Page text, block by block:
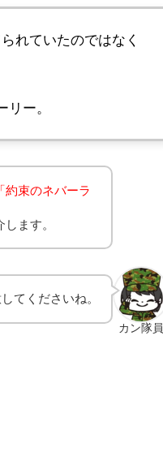
れていたのではなく
ー。
約束のネバーラ
ます。
カン隊員
てくださいね。